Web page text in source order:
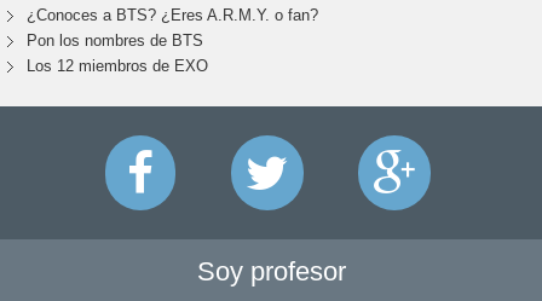
¿Conoces a BTS? ¿Eres A.R.M.Y. o fan?
Pon los nombres de BTS
Los 12 miembros de EXO
Soy profesor